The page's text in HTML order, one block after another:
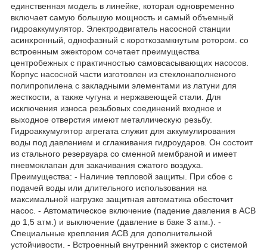
единственная модель в линейке, которая одновременно
включает самую большую мощность и самый объемный
гидроаккумулятор. Электродвигатель насосной станции
асинхронный, однофазный с короткозамкнутым ротором. со
встроенным эжектором сочетает преимущества
центробежных с практичностью самовсасывающих насосов.
Корпус насосной части изготовлен из стеклонаполненого
полипропилена с закладными элементами из латуни для
жесткости, а также чугуна и нержавеющей стали. Для
исключения износа резьбовых соединений входное и
выходное отверстия имеют металлическую резьбу.
Гидроаккумулятор агрегата служит для аккумулирования
воды под давлением и сглаживания гидроударов. Он состоит
из стального резервуара со сменной мембраной и имеет
пневмоклапан для закачивания сжатого воздуха.
Преимущества: - Наличие тепловой защиты. При сбое с
подачей воды или длительного использования на
максимальной нагрузке защитная автоматика обесточит
насос. - Автоматическое включение (падение давления в АСВ
до 1,5 атм.) и выключение (давление в баке 3 атм.). -
Специальные крепления АСВ для дополнительной
устойчивости. - Встроенный внутренний эжектор с системой